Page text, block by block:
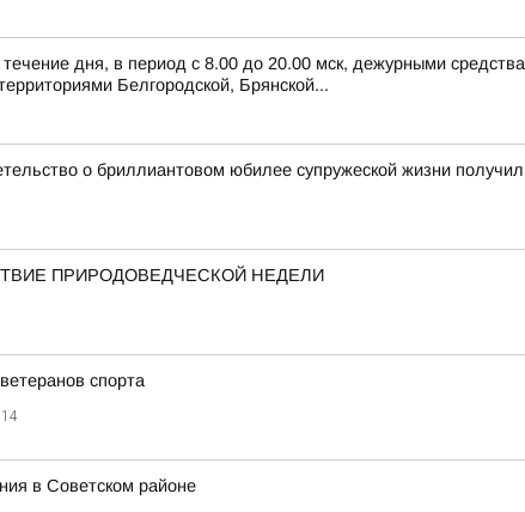
дня, в период с 8.00 до 20.00 мск, дежурными
Белгородской, Брянской...
о бриллиантовом юбилее супружеской жизни
ПРИРОДОВЕДЧЕСКОЙ НЕДЕЛИ
спорта
в Советском районе